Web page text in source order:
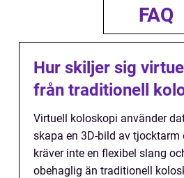
FAQ
Hur skiljer sig
från traditionell
Virtuell koloskopi använder
skapa en 3D-bild av tjocktarm
kräver inte en flexibel slang
obehaglig än traditionell